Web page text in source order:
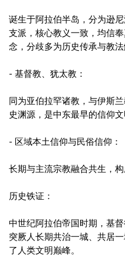
诞生于阿拉伯半岛，分为逊
支派，核心教义一致，均信
念，分歧多为历史传承与教法
- 基督教、犹太教：
同为亚伯拉罕诸教，与伊斯
史渊源，是中东最早的信仰
- 区域本土信仰与民俗信仰：
长期与主流宗教融合共生，构
历史铁证：
中世纪阿拉伯帝国时期，基
突厥人长期共治一城、共居
了人类文明巅峰。